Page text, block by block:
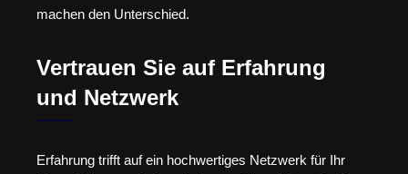
machen den Unterschied.
Vertrauen Sie auf Erfahrung
und Netzwerk
Erfahrung trifft auf ein hochwertiges Netzwerk für Ihr